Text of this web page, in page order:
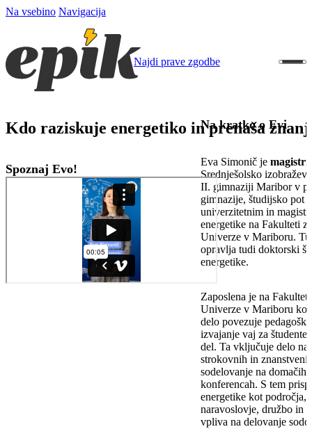
Na vsebino Navigacija
Najdi prave zgodbe
Kdo raziskuje energetiko in prenaša
Spoznaj Evo!
Na kratko o Evi
Eva Simonič je
Srednješolsko
II. gimnaziji Maribor v
gimnazije, študijsko pot
univerzitetnim in
energetike na Fakulteti
Univerze v Mariboru.
opravlja tudi doktorski
energetike.
Zaposlena je na
Univerze v Mariboru kot
delo povezuje
izvajanje vaj za
del. Ta vključuje delo na
strokovnih in
sodelovanje na domačih
konferencah. S tem
energetike kot področja,
naravoslovje, družbo in
vpliva na delovanje